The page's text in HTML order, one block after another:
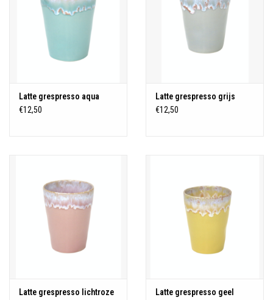
Latte grespresso aqua
€12,50
Latte grespresso grijs
€12,50
Latte grespresso lichtroze
Latte grespresso geel